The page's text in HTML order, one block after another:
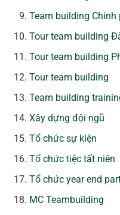
Team building Chinh
Tour team building
Tour team building
Tour team building
Team building
Xây dựng đội ngũ
Tổ chức sự kiện
Tổ chức tiệc tất niên
Tổ chức year end
MC Teambuilding